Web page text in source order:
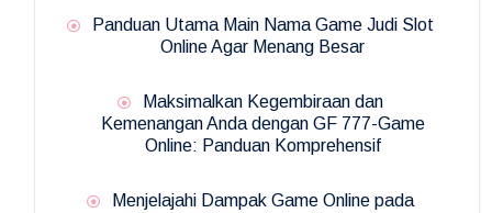
Panduan Utama Main Nama Game Judi Slot
Online Agar Menang Besar
Maksimalkan Kegembiraan dan
Kemenangan Anda dengan GF 777-Game
Online: Panduan Komprehensif
Menjelajahi Dampak Game Online pada